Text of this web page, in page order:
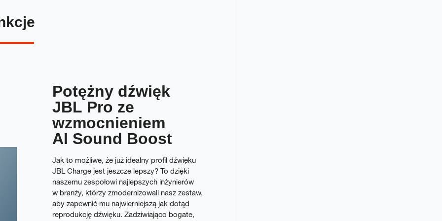
Potężny dźwięk
JBL Pro ze
wzmocnieniem
AI Sound Boost
Jak to możliwe, że już idealny profil dźwięku
JBL Charge jest jeszcze lepszy? To dzięki
naszemu zespołowi najlepszych inżynierów
w branży, którzy zmodernizowali nasz zestaw,
aby zapewnić mu najwierniejszą jak dotąd
reprodukcję dźwięku. Zadziwiająco bogate,